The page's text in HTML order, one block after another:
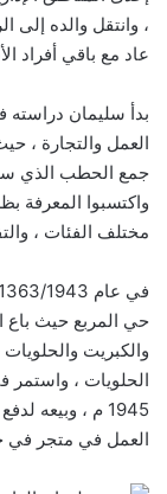
، وانتقل والده إلى
عاد مع باقي أفراد الأسرة عام
بدأ سليمان
العمل والتجارة ،
جمع الحطب الذي
واكتسبوا المعرفة
مختلف الفئات ،
حي المربع حيث باع
والكبريت
1945 م ، وبيعه
العمل في متجر في